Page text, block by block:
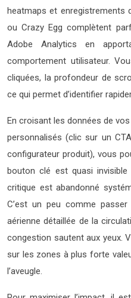
heatmaps et enregistrements
ou Crazy Egg complètent
Adobe Analytics en
comportement utilisateur.
cliquées, la profondeur de
ce qui permet d’identifier
En croisant les données de
personnalisés (clic sur un
configurateur produit), vous
bouton clé est quasi
critique est abandonné
C’est un peu comme
aérienne détaillée de la
congestion sautent aux yeux.
sur les zones à plus forte
l’aveugle.